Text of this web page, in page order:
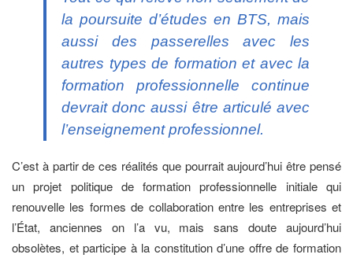
la poursuite d’études en BTS, mais
aussi des passerelles avec les
autres types de formation et avec la
formation professionnelle continue
devrait donc aussi être articulé avec
l’enseignement professionnel.
C’est à partir de ces réalités que pourrait aujourd’hui être pensé
un projet politique de formation professionnelle initiale qui
renouvelle les formes de collaboration entre les entreprises et
l’État, anciennes on l’a vu, mais sans doute aujourd’hui
obsolètes, et participe à la constitution d’une offre de formation